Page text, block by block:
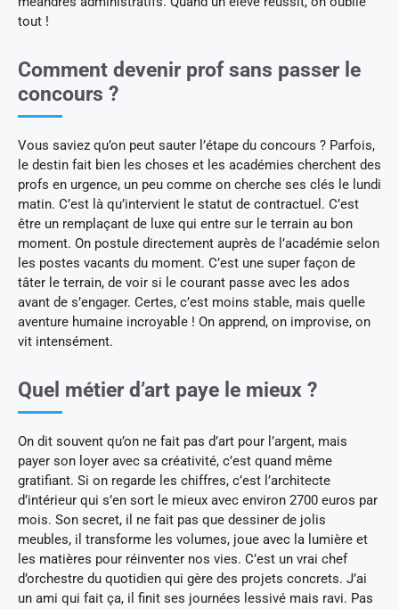
tout !
Comment devenir prof sans passer le
concours ?
Vous saviez qu’on peut sauter l’étape du concours ? Parfois,
le destin fait bien les choses et les académies cherchent des
profs en urgence, un peu comme on cherche ses clés le lundi
matin. C’est là qu’intervient le statut de contractuel. C’est
être un remplaçant de luxe qui entre sur le terrain au bon
moment. On postule directement auprès de l’académie selon
les postes vacants du moment. C’est une super façon de
tâter le terrain, de voir si le courant passe avec les ados
avant de s’engager. Certes, c’est moins stable, mais quelle
aventure humaine incroyable ! On apprend, on improvise, on
vit intensément.
Quel métier d’art paye le mieux ?
On dit souvent qu’on ne fait pas d’art pour l’argent, mais
payer son loyer avec sa créativité, c’est quand même
gratifiant. Si on regarde les chiffres, c’est l’architecte
d’intérieur qui s’en sort le mieux avec environ 2700 euros par
mois. Son secret, il ne fait pas que dessiner de jolis
meubles, il transforme les volumes, joue avec la lumière et
les matières pour réinventer nos vies. C’est un vrai chef
d’orchestre du quotidien qui gère des projets concrets. J’ai
un ami qui fait ça, il finit ses journées lessivé mais ravi. Pas